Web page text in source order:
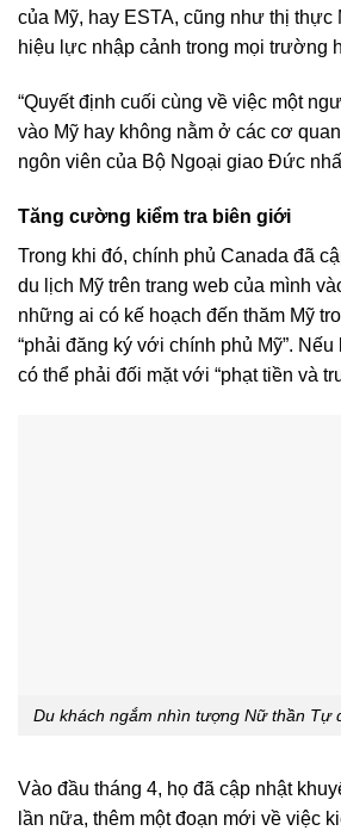
của Mỹ, hay ESTA, cũng như thị thực
hiệu lực nhập cảnh trong mọi trường
“Quyết định cuối cùng về việc một
vào Mỹ hay không nằm ở các cơ
ngôn viên của Bộ Ngoại giao Đức
Tăng cường kiểm tra biên giới
Trong khi đó, chính phủ Canada đã
du lịch Mỹ trên trang web của mình
những ai có kế hoạch đến thăm Mỹ
“phải đăng ký với chính phủ Mỹ”.
có thể phải đối mặt với “phạt tiền và
Du khách ngắm nhìn tượng Nữ thần Tự
Vào đầu tháng 4, họ đã cập nhật
lần nữa, thêm một đoạn mới về việc